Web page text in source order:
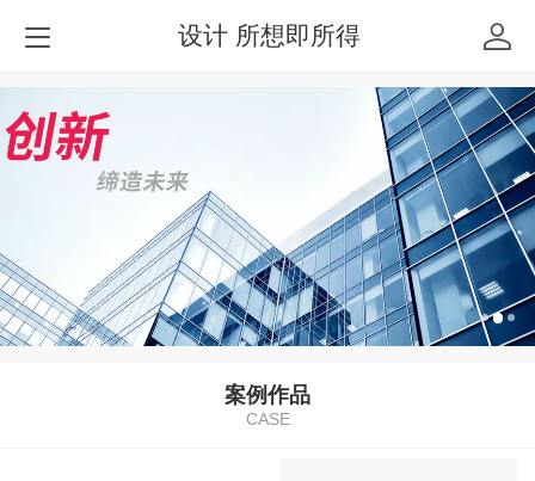
设计 所想即所得
案例作品
CASE